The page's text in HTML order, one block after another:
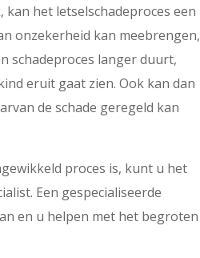
het letselschadeproces een
onzekerheid kan meebrengen,
schadeproces langer duurt,
eruit gaat zien. Ook kan dan
de schade geregeld kan
proces is, kunt u het
Een gespecialiseerde
en u helpen met het begroten